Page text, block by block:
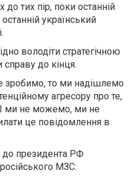
тих пір, поки останній
український
володіти стратегічною
до кінця.
то ми надішлемо
агресору про те,
ми не можемо, ми не
це повідомлення в
до президента РФ
МЗС: